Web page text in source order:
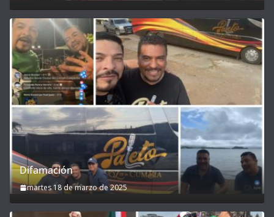
Difamación
martes 18 de marzo de 2025